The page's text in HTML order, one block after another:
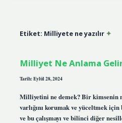
Etiket: Milliyete ne yazılır
Milliyet Ne Anlama
Tarih: Eylül 28, 2024
Milliyetini ne demek? Bir kimsenin
varlığını korumak ve yüceltmek
ve bu çalışmayı ve bilinci diğer